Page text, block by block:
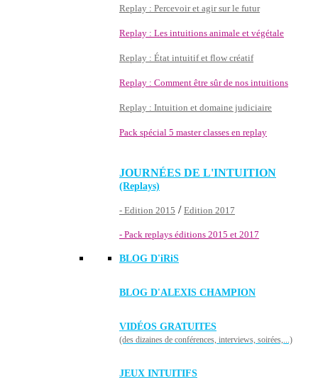
Replay : Percevoir et agir sur le futur
Replay : Les intuitions animale et végétale
Replay : État intuitif et flow créatif
Replay : Comment être sûr de nos intuitions
Replay : Intuition et domaine judiciaire
Pack spécial 5 master classes en replay
JOURNÉES DE L'INTUITION
(Replays)
- Edition 2015 / Edition 2017
- Pack replays éditions 2015 et 2017
BLOG D'iRiS
BLOG D'ALEXIS CHAMPION
VIDÉOS GRATUITES
(des dizaines de conférences, interviews, soirées,...)
JEUX INTUITIFS